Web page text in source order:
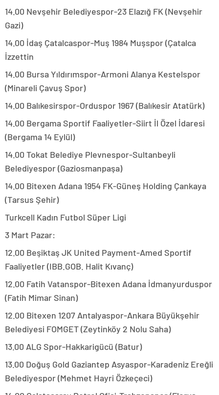
14.00 Nevşehir Belediyespor-23 Elazığ FK (Nevşehir
Gazi)
14.00 İdaş Çatalcaspor-Muş 1984 Muşspor (Çatalca
İzzettin
14.00 Bursa Yıldırımspor-Armoni Alanya Kestelspor
(Minareli Çavuş Spor)
14.00 Balıkesirspor-Orduspor 1967 (Balıkesir Atatürk)
14.00 Bergama Sportif Faaliyetler-Siirt İl Özel İdaresi
(Bergama 14 Eylül)
14.00 Tokat Belediye Plevnespor-Sultanbeyli
Belediyespor (Gaziosmanpaşa)
14.00 Bitexen Adana 1954 FK-Güneş Holding Çankaya
(Tarsus Şehir)
Turkcell Kadın Futbol Süper Ligi
3 Mart Pazar:
12.00 Beşiktaş JK United Payment-Amed Sportif
Faaliyetler (IBB.GOB. Halit Kıvanç)
12.00 Fatih Vatanspor-Bitexen Adana İdmanyurduspor
(Fatih Mimar Sinan)
12.00 Bitexen 1207 Antalyaspor-Ankara Büyükşehir
Belediyesi FOMGET (Zeytinköy 2 Nolu Saha)
13.00 ALG Spor-Hakkarigücü (Batur)
13.00 Doğuş Gold Gaziantep Asyaspor-Karadeniz Ereğli
Belediyespor (Mehmet Hayri Özkeçeci)